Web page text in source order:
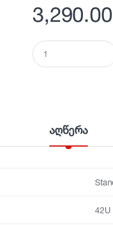
3,290.00
Q
u
აღწერა
42U